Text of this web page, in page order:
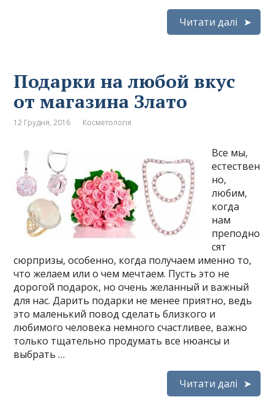
Читати далі
Подарки на любой вкус
от магазина Злато
12 Грудня, 2016 Косметологія
Все мы,
естествен
но,
любим,
когда
нам
преподно
сят
сюрпризы, особенно, когда получаем именно то,
что желаем или о чем мечтаем. Пусть это не
дорогой подарок, но очень желанный и важный
для нас. Дарить подарки не менее приятно, ведь
это маленький повод сделать близкого и
любимого человека немного счастливее, важно
только тщательно продумать все нюансы и
выбрать …
Читати далі